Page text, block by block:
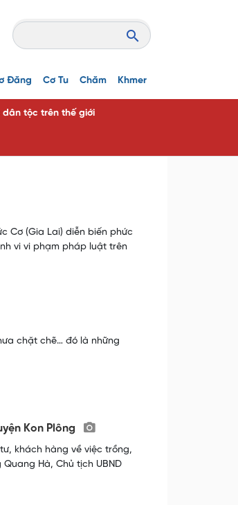
Đăng Cơ Tu Chăm Khmer
dân tộc trên thế giới
Cơ (Gia Lai) diễn biến phức
vi vi phạm pháp luật trên
chặt chẽ… đó là những
Kon Plông
khách hàng về việc trồng,
Hà, Chủ tịch UBND